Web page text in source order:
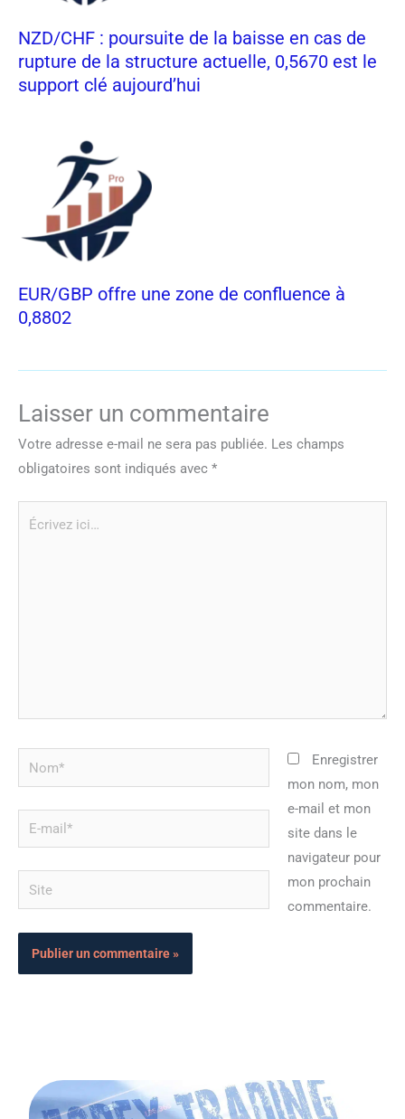
NZD/CHF : poursuite de la baisse en cas de
rupture de la structure actuelle, 0,5670 est le
support clé aujourd’hui
EUR/GBP offre une zone de confluence à
0,8802
Laisser un commentaire
Votre adresse e-mail ne sera pas publiée. Les champs
obligatoires sont indiqués avec *
Nom*
mail*
Site
Enregistrer
mon nom, mon
e-mail et mon
site dans le
navigateur pour
mon prochain
commentaire.